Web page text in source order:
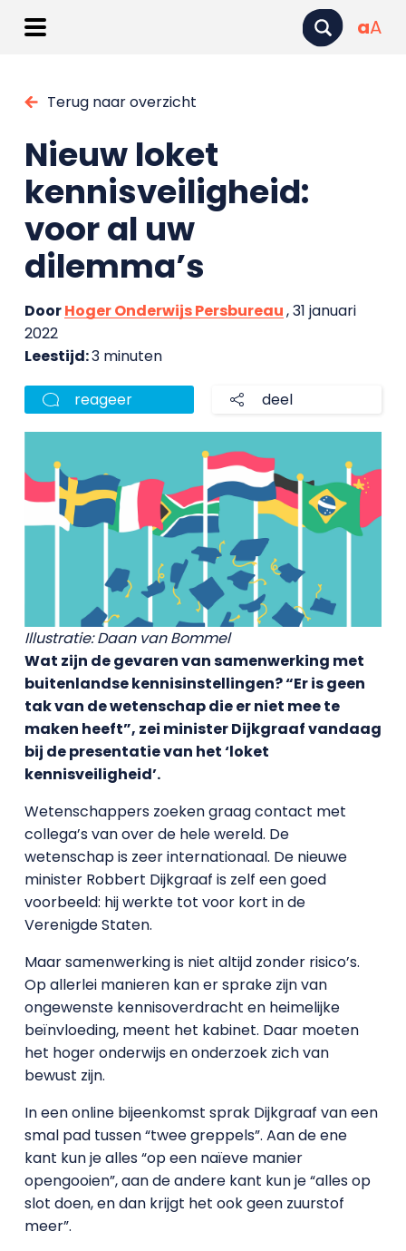
aA
Terug naar overzicht
Nieuw loket
kennisveiligheid:
voor al uw
dilemma’s
DoorHoger Onderwijs Persbureau, 31 januari
2022
Leestijd:3 minuten
reageer deel
Illustratie: Daan van Bommel
Wat zijn de gevaren van samenwerking met
buitenlandse kennisinstellingen? “Er is geen
tak van de wetenschap die er niet mee te
maken heeft”, zei minister Dijkgraaf vandaag
bij de presentatie van het ‘loket
kennisveiligheid’.
Wetenschappers zoeken graag contact met
collega’s van over de hele wereld. De
wetenschap is zeer internationaal. De nieuwe
minister Robbert Dijkgraaf is zelf een goed
voorbeeld: hij werkte tot voor kort in de
Verenigde Staten.
Maar samenwerking is niet altijd zonder risico’s.
Op allerlei manieren kan er sprake zijn van
ongewenste kennisoverdracht en heimelijke
beïnvloeding, meent het kabinet. Daar moeten
het hoger onderwijs en onderzoek zich van
bewust zijn.
In een online bijeenkomst sprak Dijkgraaf van een
smal pad tussen “twee greppels”. Aan de ene
kant kun je alles “op een naïeve manier
opengooien”, aan de andere kant kun je “alles op
slot doen, en dan krijgt het ook geen zuurstof
meer”.